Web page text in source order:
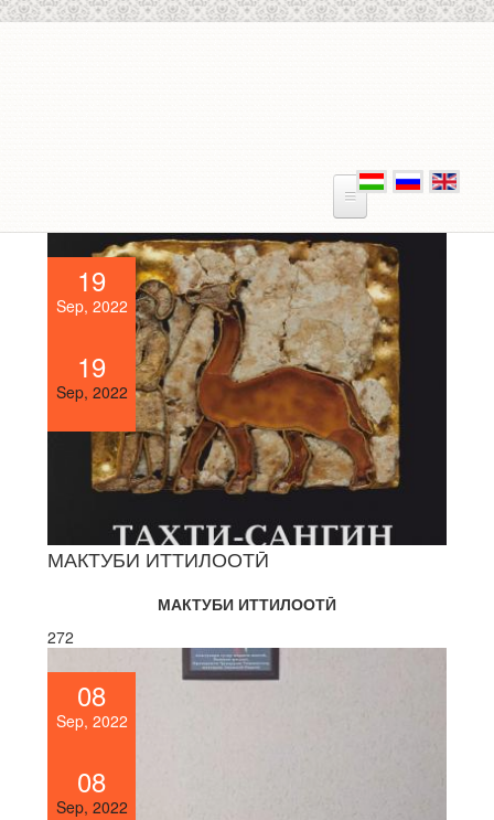
19
Sep, 2022
19
Sep, 2022
МАКТУБИ ИТТИЛООТӢ
МАКТУБИ ИТТИЛООТӢ
272
08
Sep, 2022
08
Sep, 2022